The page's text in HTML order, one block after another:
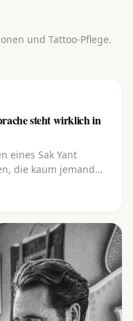
und Tattoo-Pflege.
steht wirklich in
eines Sak Yant
die kaum jemand
aus welcher
einfach aus dem